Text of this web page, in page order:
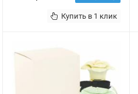
Купить в 1 клик